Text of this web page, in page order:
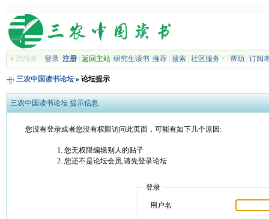
»您尚未 登录 注册| 返回主站| 研究生读书| 推荐| 搜索| 社区服务 帮助 订阅
三农中国读书论坛» 论坛提示
三农中国读书论坛 提示信息
您没有登录或者您没有权限访问此页面，可能有如下几个原因:
您无权限编辑别人的贴子
您还不是论坛会员,请先登录论坛
登录
用户名